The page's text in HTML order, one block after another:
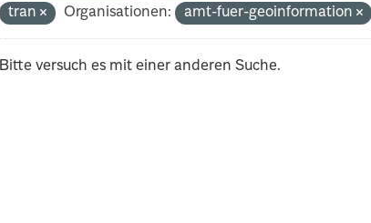
tran
Organisationen: amt-fuer-geoinformation
Bitte versuch es mit einer anderen Suche.